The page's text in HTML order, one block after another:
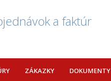
a faktúr
ZÁKAZKY DOKUMENTY